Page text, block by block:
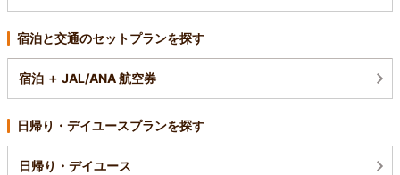
宿泊と交通のセットプランを探す
宿泊 ＋ JAL/ANA 航空券
日帰り・デイユースプランを探す
日帰り・デイユース